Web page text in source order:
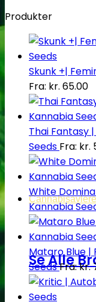
Se Alle
Produkter
Skunk +|
Fra: kr. 65.00
Thai Fantasy
Seeds Fra: kr.
White
Kannabia
Mataro Blue |
SeedsFra:kr.